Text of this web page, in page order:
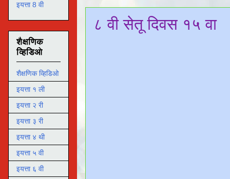
८ वी सेतू दिवस १५ वा
इयत्ता 8 वी
शैक्षणिक
व्हिडिओ
शैक्षणिक व्हिडिओ
इयत्ता १ ली
इयत्ता २ री
इयत्ता ३ री
इयत्ता ४ थी
इयत्ता ५ वी
इयत्ता ६ वी